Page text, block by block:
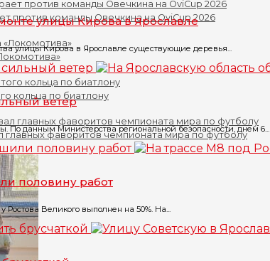
против команды Овечкина на OviCup 2026
кольца по биатлону
главных фаворитов чемпионата мира по футболу
улицы Кирова в Ярославле
улицы Кирова в Ярославле существующие деревья...
ветер
данным Министерства региональной безопасности, днем 6...
половину работ
Великого выполнен на 50%. На...